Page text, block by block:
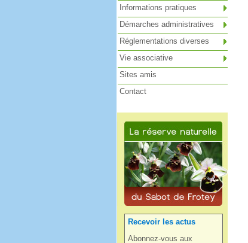
Recevoir les actus
Abonnez-vous aux
Informations pratiques
Démarches administratives
Réglementations diverses
Vie associative
Sites amis
Contact